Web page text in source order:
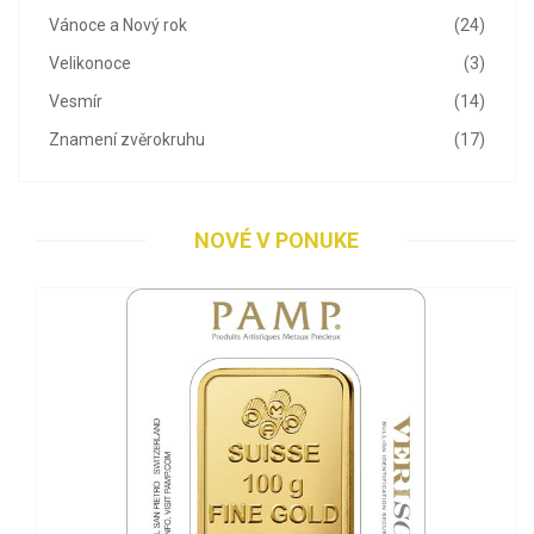
(24)
Vánoce a Nový rok
(3)
Velikonoce
(14)
Vesmír
(17)
Znamení zvěrokruhu
NOVÉ V PONUKE